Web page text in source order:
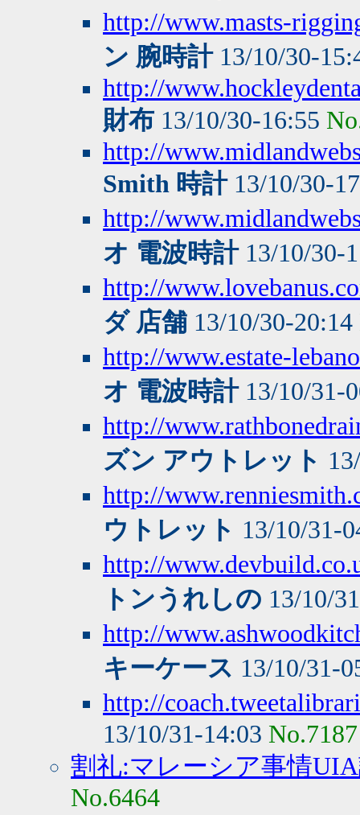
http://www.masts-
ン 腕時計13/10/30-
http://
財布 13/10/30-16:55
http://
Smith 時計13/10/30-
http://
オ 電波時計13/10/30-
http://
ダ 店舗 13/10/30-20:14
http://www.estate-
オ 電波時計13/10/31-
http://
ズン アウトレット
http://
ウトレット 13/10/31-
http://
トンうれしの 13/10/
http://
キーケース 13/10/31-
http://
13/10/31-14:03 No.7187
割礼:マレーシア事情
No.6464